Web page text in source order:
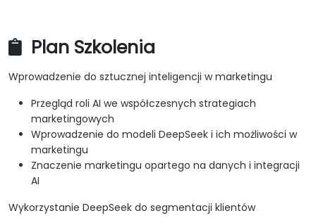
Plan Szkolenia
Wprowadzenie do sztucznej inteligencji w marketingu
Przegląd roli AI we współczesnych strategiach
marketingowych
Wprowadzenie do modeli DeepSeek i ich możliwości w
marketingu
Znaczenie marketingu opartego na danych i integracji
AI
Wykorzystanie DeepSeek do segmentacji klientów